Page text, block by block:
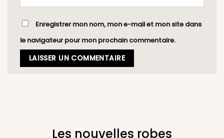
Enregistrer mon nom, mon e-mail et mon site dans
le navigateur pour mon prochain commentaire.
Les nouvelles robes